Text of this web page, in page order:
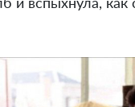
и вспыхнула, как